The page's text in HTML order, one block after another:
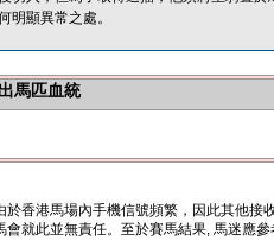
明顯異常之處。
馬匹血統
香港馬場內手機信號頻繁，因此其他接
就此並無責任。至於賽馬結果, 馬迷應參